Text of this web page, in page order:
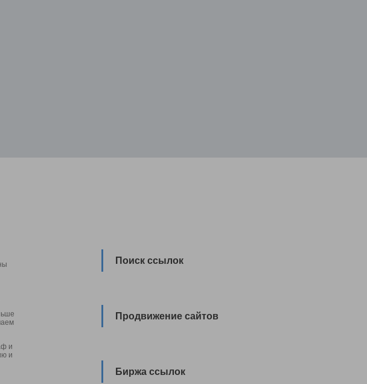
и
и
Поиск ссылок
Продвижение сайтов
Биржа ссылок